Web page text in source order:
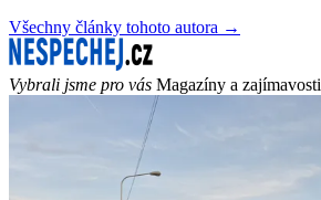
Všechny články tohoto autora →
Vybrali jsme pro vás Magazíny a zajímavosti